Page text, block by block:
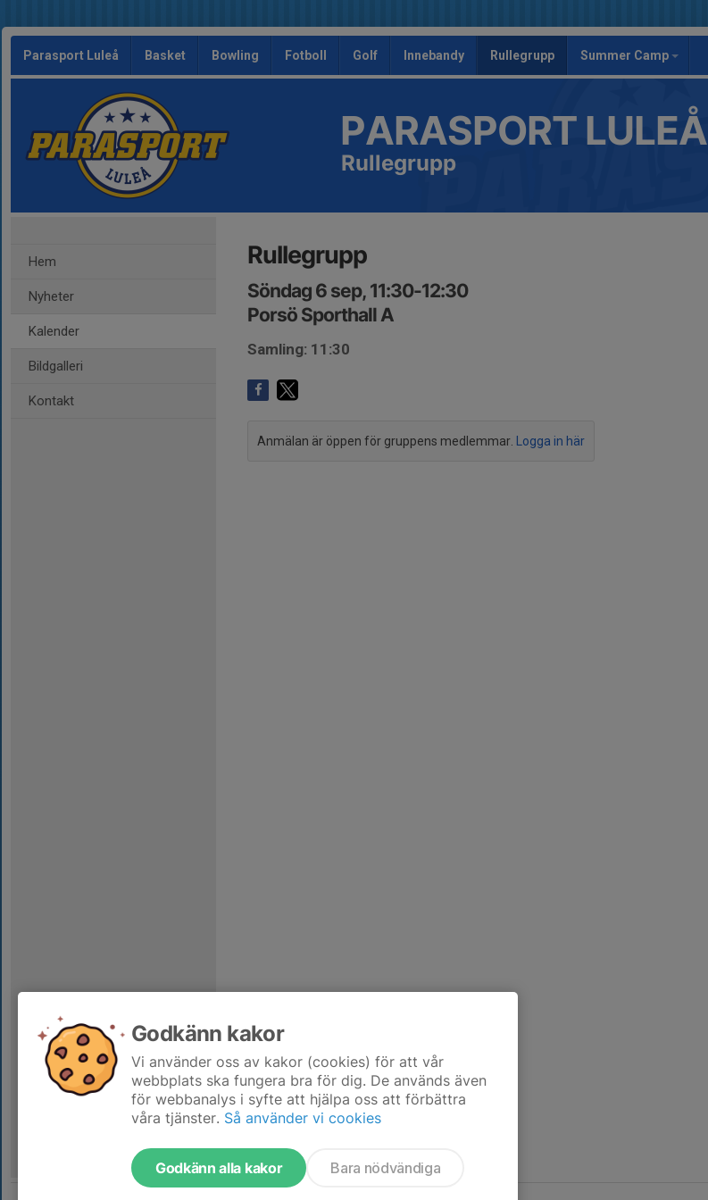
Parasport Luleå Basket Bowling Fotboll Golf Innebandy Rullegrupp Summer Camp
PARASPORT LULEÅ
Rullegrupp
Hem
Nyheter
Kalender
Bildgalleri
Kontakt
Rullegrupp
Söndag 6 sep, 11:30-12:30
Porsö Sporthall A
Samling: 11:30
Anmälan är öppen för gruppens medlemmar. Logga in här
Godkänn kakor
Vi använder oss av kakor (cookies) för att vår
webbplats ska fungera bra för dig. De används även
för webbanalys i syfte att hjälpa oss att förbättra
våra tjänster. Så använder vi cookies
Godkänn alla kakor Bara nödvändiga